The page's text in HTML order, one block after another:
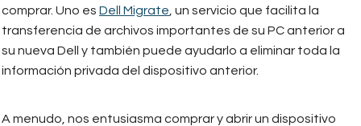
comprar. Uno es Dell Migrate , un servicio que facilita la
transferencia de archivos importantes de su PC anterior a
su nueva Dell y también puede ayudarlo a eliminar toda la
información privada del dispositivo anterior.
A menudo, nos entusiasma comprar y abrir un dispositivo